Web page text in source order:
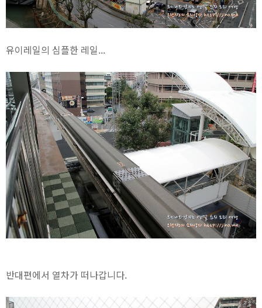
유이레일의 심플한 레일...
반대편에서 열차가 떠나갑니다.